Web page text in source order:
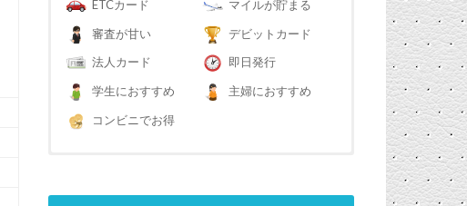
ETCカード
マイルが貯まる
審査が甘い
デビットカード
法人カード
即日発行
学生におすすめ
主婦におすすめ
コンビニでお得